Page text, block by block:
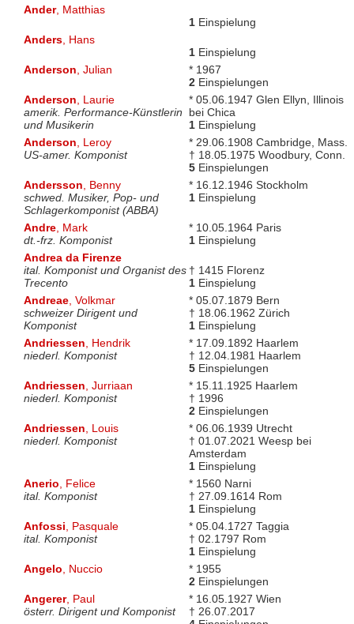
Ander, Matthias
1Einspielung
Anders, Hans
1Einspielung
Anderson, Julian
* 1967
2Einspielungen
Anderson, Laurie
amerik. Performance-Künstlerin
und Musikerin
* 05.06.1947 Glen Ellyn, Illinois
bei Chica
1Einspielung
Anderson, Leroy
US-amer. Komponist
* 29.06.1908 Cambridge, Mass.
† 18.05.1975 Woodbury, Conn.
5Einspielungen
Andersson, Benny
schwed. Musiker, Pop- und
Schlagerkomponist (ABBA)
* 16.12.1946 Stockholm
1Einspielung
Andre, Mark
dt.-frz. Komponist
* 10.05.1964 Paris
1Einspielung
Andrea da Firenze
ital. Komponist und Organist des
Trecento
† 1415 Florenz
1Einspielung
Andreae, Volkmar
schweizer Dirigent und
Komponist
* 05.07.1879 Bern
† 18.06.1962 Zürich
1Einspielung
Andriessen, Hendrik
niederl. Komponist
* 17.09.1892 Haarlem
† 12.04.1981 Haarlem
5Einspielungen
Andriessen, Jurriaan
niederl. Komponist
* 15.11.1925 Haarlem
† 1996
2Einspielungen
Andriessen, Louis
niederl. Komponist
* 06.06.1939 Utrecht
† 01.07.2021 Weesp bei
Amsterdam
1Einspielung
Anerio, Felice
ital. Komponist
* 1560 Narni
† 27.09.1614 Rom
1Einspielung
Anfossi, Pasquale
ital. Komponist
* 05.04.1727 Taggia
† 02.1797 Rom
1Einspielung
Angelo, Nuccio
* 1955
2Einspielungen
Angerer, Paul
österr. Dirigent und Komponist
* 16.05.1927 Wien
† 26.07.2017